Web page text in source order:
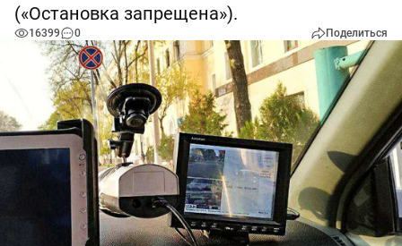
(«Остановка запрещена»).
16399 0 Поделиться